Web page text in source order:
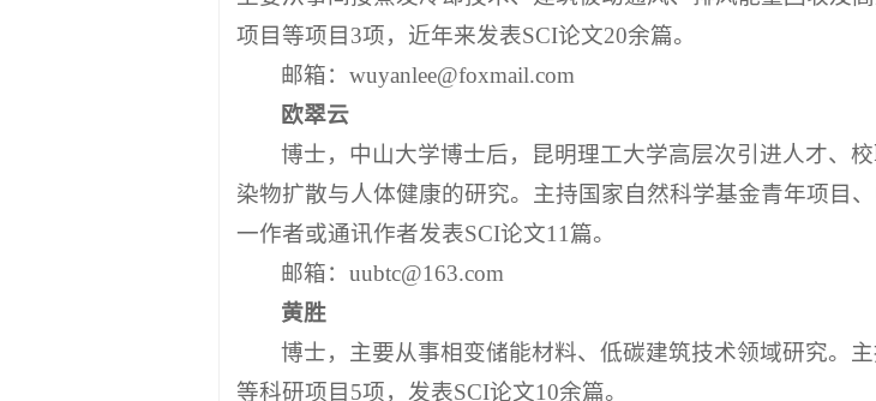
项目等项目3项，近年来发表SCI论文20余篇。
邮箱：wuyanlee@foxmail.com
欧翠云
博士，中山大学博士后，昆明理工大学高层次引进人才、
染物扩散与人体健康的研究。主持国家自然科学基金青年项目
一作者或通讯作者发表SCI论文11篇。
邮箱：uubtc@163.com
黄胜
博士，主要从事相变储能材料、低碳建筑技术领域研究。
等科研项目5项，发表SCI论文10余篇。